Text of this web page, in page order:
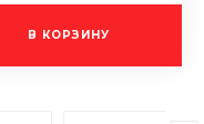
В КОРЗИНУ